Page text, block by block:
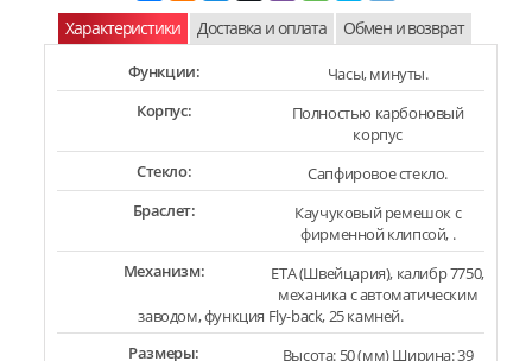
Характеристики Доставка и оплата Обмен и возврат
Функции:
Часы, минуты.
Корпус:
Полностью карбоновый
корпус
Стекло:
Сапфировое стекло.
Браслет:
Каучуковый ремешок с
фирменной клипсой, .
Механизм:
ETA (Швейцария), калибр 7750,
механика с автоматическим
заводом, функция Fly-back, 25 камней.
Размеры:
Высота: 50 (мм) Ширина: 39